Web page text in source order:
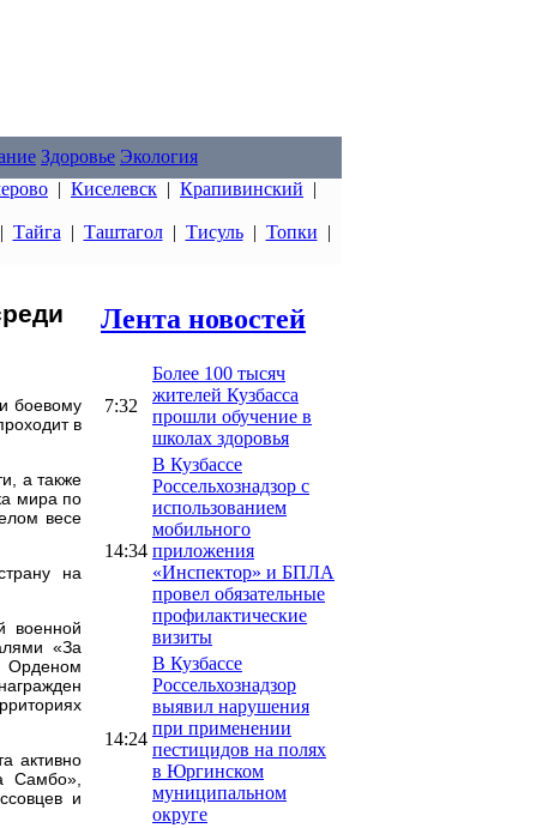
Здоровье Экология
| Киселевск | Крапивинский |
Тайга | Таштагол| Тисуль| Топки |
боевому
в
а также
мира по
весе
на
военной
«За
Орденом
активно
Самбо»,
и
Лента новостей
7:32
Более 100 тысяч
жителей Кузбасса
прошли обучение в
школах здоровья
14:34
В Кузбассе
Россельхознадзор с
использованием
мобильного
приложения
«Инспектор» и БПЛА
провел обязательные
профилактические
визиты
14:24
В Кузбассе
Россельхознадзор
выявил нарушения
при применении
пестицидов на полях
в Юргинском
муниципальном
округе